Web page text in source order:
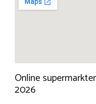
Online
2026